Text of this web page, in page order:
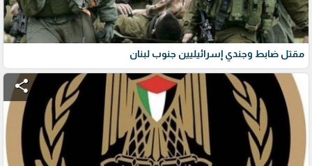
مقتل ضابط وجندي إسرائيليين جنوب لبنان
share